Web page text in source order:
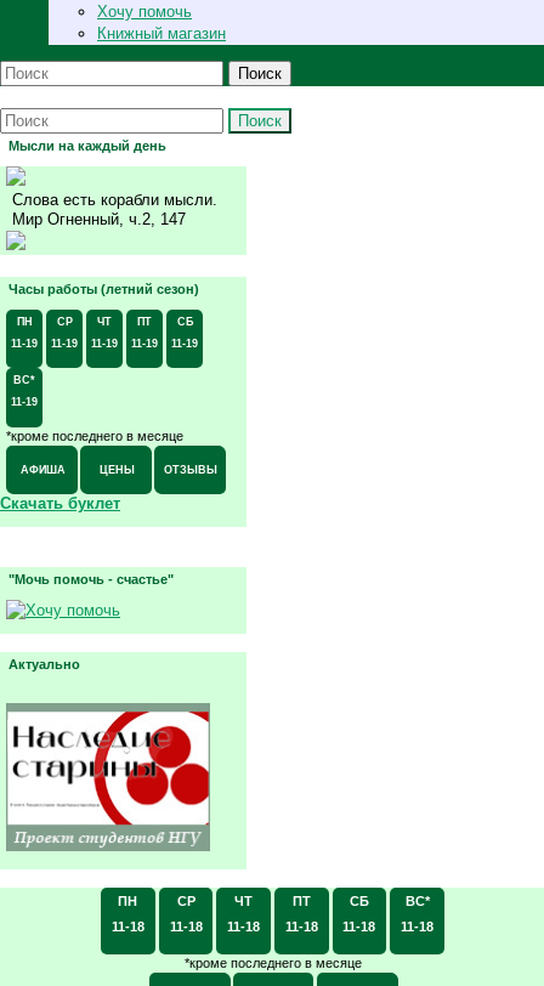
Хочу помочь
Книжный магазин
Поиск
Поиск
Мысли на каждый день
Слова есть корабли мысли.
Мир Огненный, ч.2, 147
Часы работы (летний сезон)
ПН
11-19
СР
11-19
ЧТ
11-19
ПТ
11-19
СБ
11-19
ВС*
11-19
*кроме последнего в месяце
АФИША ЦЕНЫ ОТЗЫВЫ
Скачать буклет
"Мочь помочь - счастье"
Актуально
ПН
11-18
СР
11-18
ЧТ
11-18
ПТ
11-18
СБ
11-18
ВС*
11-18
*кроме последнего в месяце